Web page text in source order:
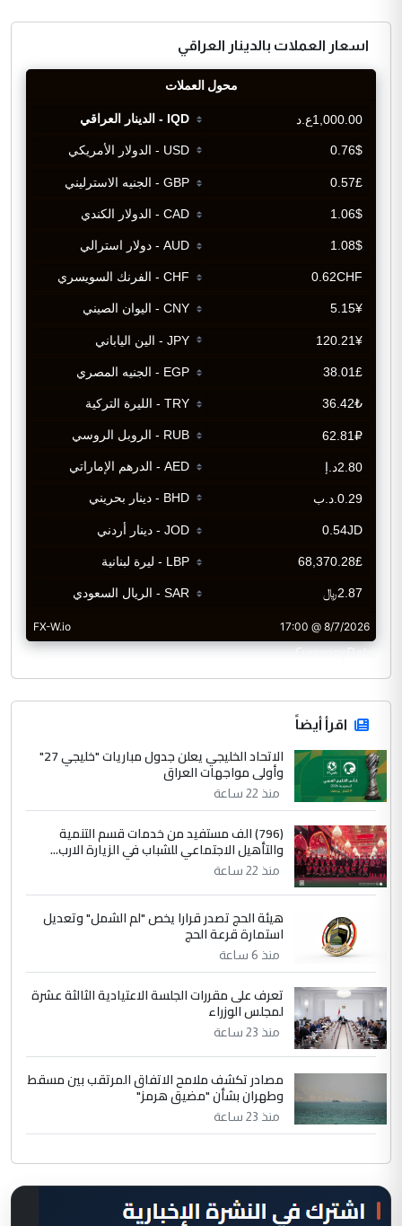
اسعار العملات بالدينار العراقي
CurrencyRate
اقرأ أيضاً
الاتحاد الخليجي يعلن جدول مباريات "خليجي 27"
وأولى مواجهات العراق
منذ 22 ساعة
(796) الف مستفيد من خدمات قسم التنمية
والتأهيل الاجتماعي للشباب في الزيارة الارب...
منذ 22 ساعة
هيئة الحج تصدر قرارا يخص "لم الشمل" وتعديل
استمارة قرعة الحج
منذ 6 ساعة
تعرف على مقررات الجلسة الاعتيادية الثالثة عشرة
لمجلس الوزراء
منذ 23 ساعة
مصادر تكشف ملامح الاتفاق المرتقب بين مسقط
وطهران بشأن "مضيق هرمز"
منذ 23 ساعة